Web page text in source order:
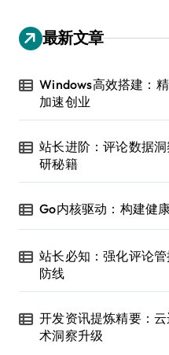
最新文章
Windows高效搭建：
加速创业
站长进阶：评论数据
研秘籍
Go内核驱动：构建健
站长必知：强化评论
防线
开发资讯提炼精要：
术洞察升级